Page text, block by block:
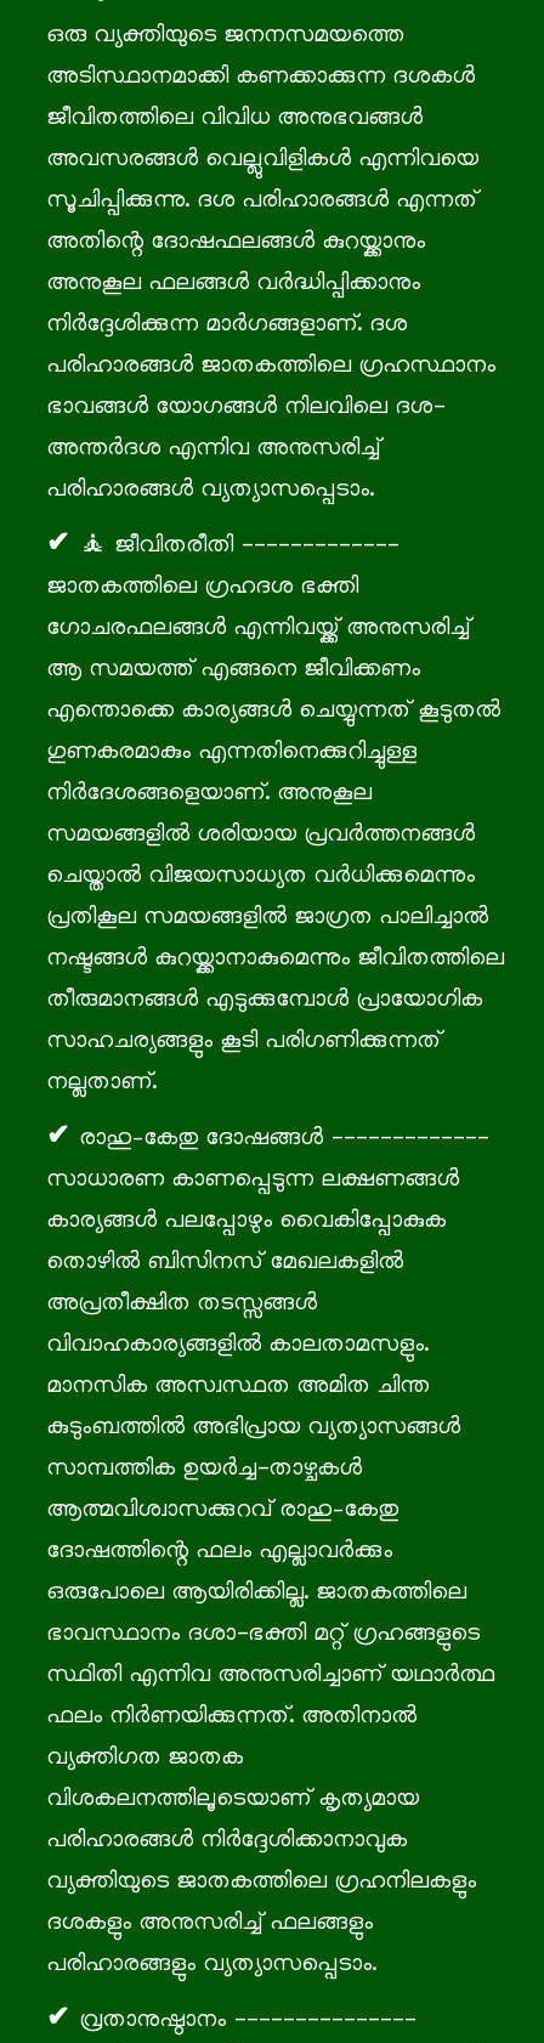
ഒരു വ്യക്തിയുടെ ജനനസമയത്തെ
അടിസ്ഥാനമാക്കി കണക്കാക്കുന്ന ദശകൾ
ജീവിതത്തിലെ വിവിധ അനുഭവങ്ങൾ
അവസരങ്ങൾ വെല്ലുവിളികൾ എന്നിവയെ
സൂചിപ്പിക്കുന്നു. ദശ പരിഹാരങ്ങൾ എന്നത്
അതിന്റെ ദോഷഫലങ്ങൾ കുറയ്ക്കാനും
അനുകൂല ഫലങ്ങൾ വർദ്ധിപ്പിക്കാനും
നിർദ്ദേശിക്കുന്ന മാർഗങ്ങളാണ്. ദശ
പരിഹാരങ്ങൾ ജാതകത്തിലെ ഗ്രഹസ്ഥാനം
ഭാവങ്ങൾ യോഗങ്ങൾ നിലവിലെ ദശ-
അന്തർദശ എന്നിവ അനുസരിച്ച്
പരിഹാരങ്ങൾ വ്യത്യാസപ്പെടാം.
🧘 ജീവിതരീതി -------------
ജാതകത്തിലെ ഗ്രഹദശ ഭക്തി
ഗോചരഫലങ്ങൾ എന്നിവയ്ക്ക് അനുസരിച്ച്
ആ സമയത്ത് എങ്ങനെ ജീവിക്കണം
എന്തൊക്കെ കാര്യങ്ങൾ ചെയ്യുന്നത് കൂടുതൽ
ഗുണകരമാകും എന്നതിനെക്കുറിച്ചുള്ള
നിർദേശങ്ങളെയാണ്. അനുകൂല
സമയങ്ങളിൽ ശരിയായ പ്രവർത്തനങ്ങൾ
ചെയ്താൽ വിജയസാധ്യത വർധിക്കുമെന്നും
പ്രതികൂല സമയങ്ങളിൽ ജാഗ്രത പാലിച്ചാൽ
നഷ്ടങ്ങൾ കുറയ്ക്കാനാകുമെന്നും ജീവിതത്തിലെ
തീരുമാനങ്ങൾ എടുക്കുമ്പോൾ പ്രായോഗിക
സാഹചര്യങ്ങളും കൂടി പരിഗണിക്കുന്നത്
നല്ലതാണ്.
രാഹു–കേതു ദോഷങ്ങൾ -------------
സാധാരണ കാണപ്പെടുന്ന ലക്ഷണങ്ങൾ
കാര്യങ്ങൾ പലപ്പോഴും വൈകിപ്പോകുക
തൊഴിൽ ബിസിനസ് മേഖലകളിൽ
അപ്രതീക്ഷിത തടസ്സങ്ങൾ
വിവാഹകാര്യങ്ങളിൽ കാലതാമസളും.
മാനസിക അസ്വസ്ഥത അമിത ചിന്ത
കുടുംബത്തിൽ അഭിപ്രായ വ്യത്യാസങ്ങൾ
സാമ്പത്തിക ഉയർച്ച-താഴ്ചകൾ
ആത്മവിശ്വാസക്കുറവ് രാഹു–കേതു
ദോഷത്തിന്റെ ഫലം എല്ലാവർക്കും
ഒരുപോലെ ആയിരിക്കില്ല. ജാതകത്തിലെ
ഭാവസ്ഥാനം ദശാ-ഭക്തി മറ്റ് ഗ്രഹങ്ങളുടെ
സ്ഥിതി എന്നിവ അനുസരിച്ചാണ് യഥാർത്ഥ
ഫലം നിർണയിക്കുന്നത്. അതിനാൽ
വ്യക്തിഗത ജാതക
വിശകലനത്തിലൂടെയാണ് കൃത്യമായ
പരിഹാരങ്ങൾ നിർദ്ദേശിക്കാനാവുക
വ്യക്തിയുടെ ജാതകത്തിലെ ഗ്രഹനിലകളും
ദശകളും അനുസരിച്ച് ഫലങ്ങളും
പരിഹാരങ്ങളും വ്യത്യാസപ്പെടാം.
വ്രതാനുഷ്ഠാനം ---------------